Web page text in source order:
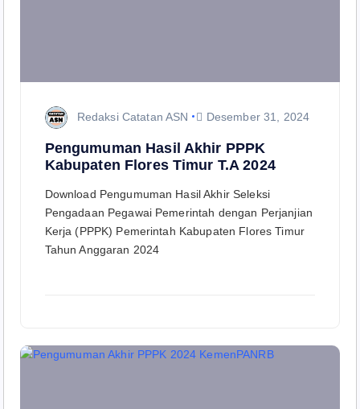
Redaksi Catatan ASN Desember 31, 2024
Pengumuman Hasil Akhir PPPK
Kabupaten Flores Timur T.A 2024
Download Pengumuman Hasil Akhir Seleksi
Pengadaan Pegawai Pemerintah dengan Perjanjian
Kerja (PPPK) Pemerintah Kabupaten Flores Timur
Tahun Anggaran 2024